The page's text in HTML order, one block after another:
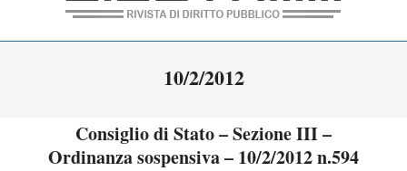
Giustamm
10/2/2012
Consiglio di Stato – Sezione III –
Ordinanza sospensiva – 10/2/2012 n.594